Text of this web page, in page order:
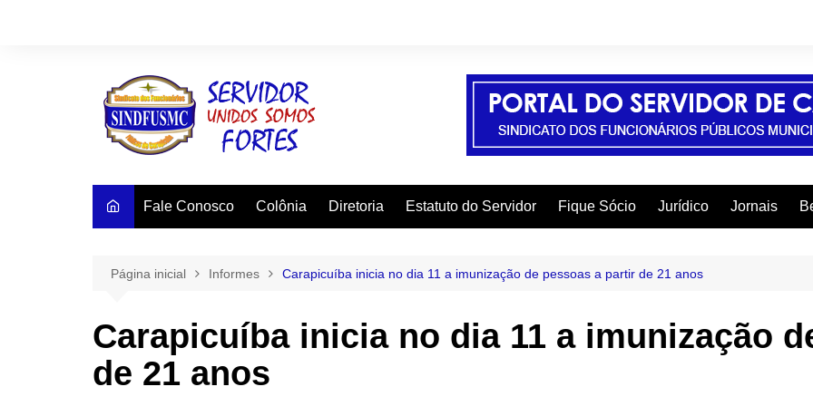
Fale Conosco Colônia Diretoria Estatuto do Servidor Fique Sócio Jurídico Jornais
Página inicial Informes Carapicuíba inicia no dia 11 a imunização de pessoas a partir de 21 anos
Carapicuíba inicia no dia 11 a imunização
de 21 anos